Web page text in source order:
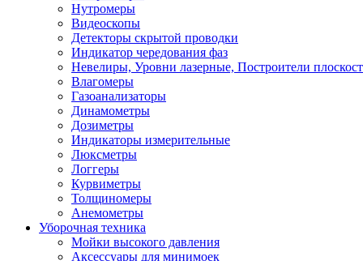
Нутромеры
Видеоскопы
Детекторы скрытой проводки
Индикатор чередования фаз
Невелиры, Уровни лазерные, Построители
Влагомеры
Газоанализаторы
Динамометры
Дозиметры
Индикаторы измерительные
Люксметры
Логгеры
Курвиметры
Толщиномеры
Анемометры
Уборочная техника
Мойки высокого давления
Аксессуары для минимоек